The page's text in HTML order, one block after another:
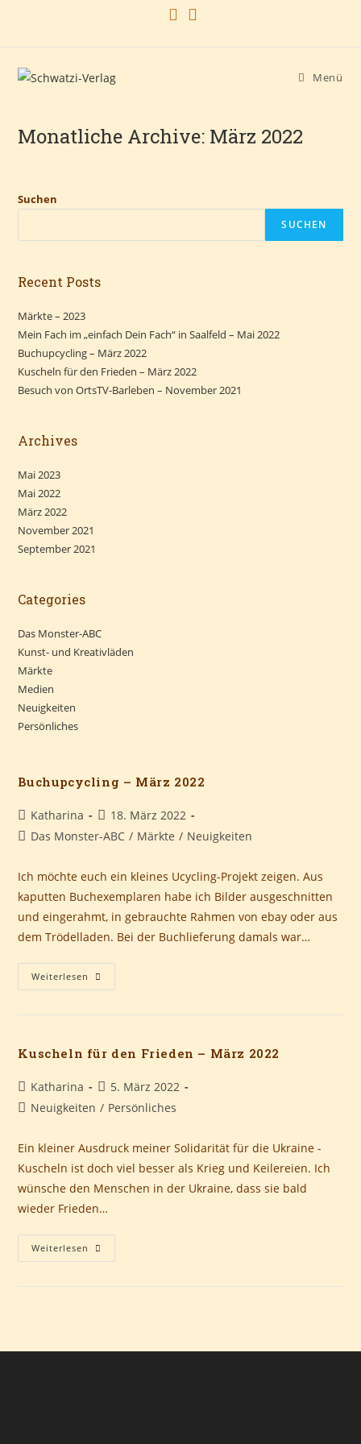
springen
Menü
Monatliche Archive: März 2022
Suchen
SUCHEN
Recent Posts
Märkte – 2023
Mein Fach im „einfach Dein Fach“ in Saalfeld – Mai 2022
Buchupcycling – März 2022
Kuscheln für den Frieden – März 2022
Besuch von OrtsTV-Barleben – November 2021
Archives
Mai 2023
Mai 2022
März 2022
November 2021
September 2021
Categories
Das Monster-ABC
Kunst- und Kreativläden
Märkte
Medien
Neuigkeiten
Persönliches
Buchupcycling – März 2022
Beitrags-
Autor:
Katharina
Beitrag
veröffentlicht:
18. März 2022
Beitrags-
Das Monster-ABC / Märkte / Neuigkeiten
Ich möchte euch ein kleines Ucycling-Projekt zeigen. Aus
kaputten Buchexemplaren habe ich Bilder ausgeschnitten
und eingerahmt, in gebrauchte Rahmen von ebay oder aus
dem Trödelladen. Bei der Buchlieferung damals war…
Weiterlesen Buchupcycling
–
Kuscheln für den Frieden – März 2022
Beitrags-
Autor:
Katharina
Beitrag
veröffentlicht:
5. März 2022
Beitrags-
Neuigkeiten / Persönliches
Ein kleiner Ausdruck meiner Solidarität für die Ukraine -
Kuscheln ist doch viel besser als Krieg und Keilereien. Ich
wünsche den Menschen in der Ukraine, dass sie bald
wieder Frieden…
Weiterlesen Kuscheln
Für